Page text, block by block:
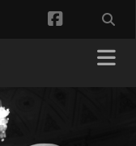
facebook